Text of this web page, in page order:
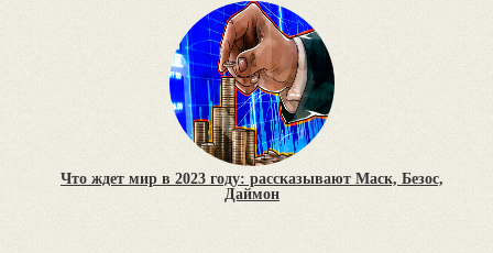
Что ждет мир в 2023 году: рассказывают Маск, Безос,
Даймон